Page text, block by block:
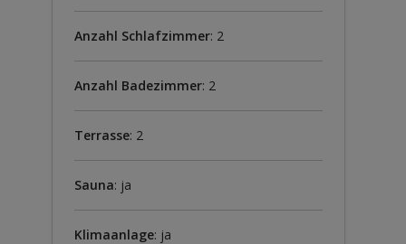
Anzahl Schlafzimmer: 2
Anzahl Badezimmer: 2
Terrasse: 2
Sauna: ja
Klimaanlage: ja